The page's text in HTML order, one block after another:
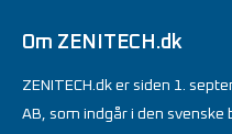
Om ZENITECH.dk
ZENITECH.dk er siden 1.
AB, som indgår i den